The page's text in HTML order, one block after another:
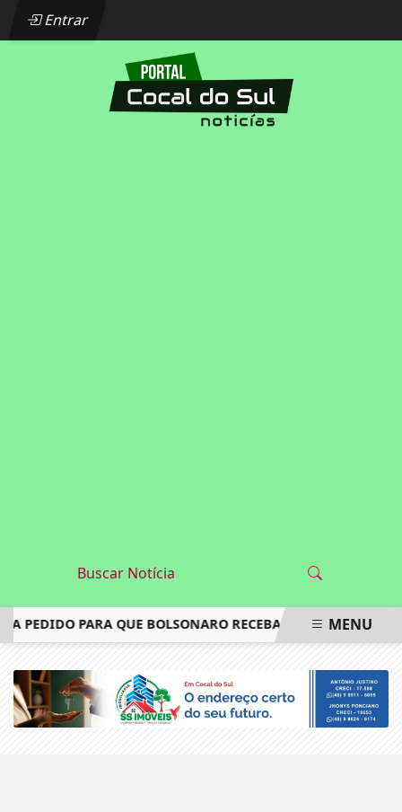
Entrar
PEDIDO PARA QUE BOLSONARO RECEBA FILHOS NO DIA
MENU